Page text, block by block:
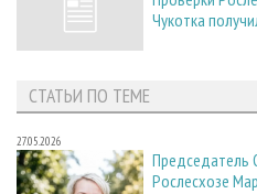
Чукотка
СТАТЬИ ПО ТЕМЕ
27.05.2026
Председатель
Рослесхозе